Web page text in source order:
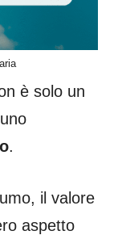
è solo un
.
il valore
aspetto